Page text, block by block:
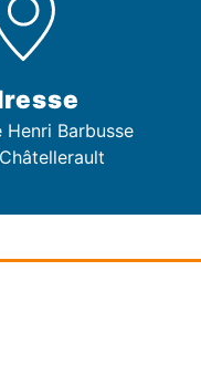
Henri Barbusse